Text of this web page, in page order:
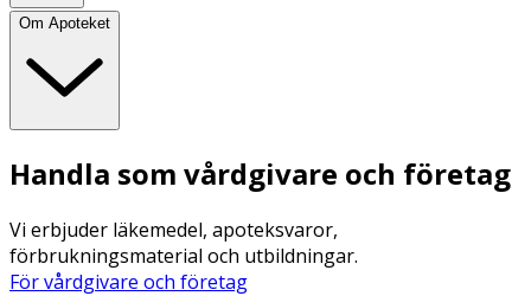
Om Apoteket
Handla som vårdgivare och företag
Vi erbjuder läkemedel, apoteksvaror,
förbrukningsmaterial och utbildningar.
För vårdgivare och företag